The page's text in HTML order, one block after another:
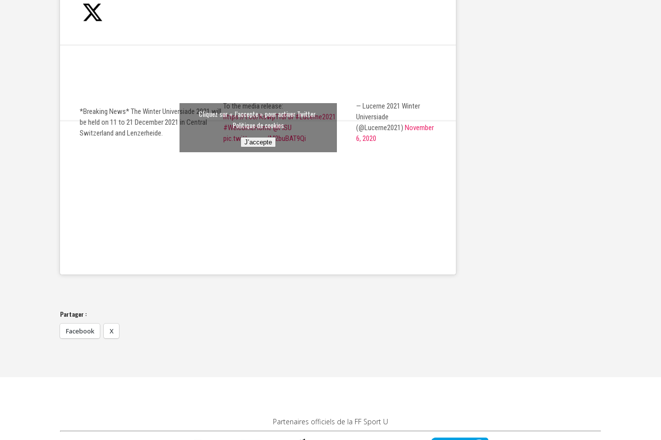
*Breaking News* The Winter Universiade 2021 will
be held on 11 to 21 December 2021 in Central
Switzerland and Lenzerheide.
To the media release:
https://t.co/KswpTfdFbF#Lucerne2021
#WelcomeHome@FISU
pic.twitter.com/M2buBAT9Qi
— Lucerne 2021 Winter
Universiade
(@Lucerne2021) November
6, 2020
Cliquez sur « J’accepte » pour activer Twitter
Politique de cookies
J’accepte
Partager :
Facebook X
Partenaires officiels de la FF Sport U